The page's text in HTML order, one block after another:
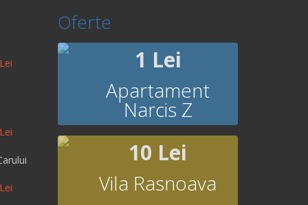
Oferte
1 Lei
Apartament
Narcis Z
10 Lei
Vila Rasnoava